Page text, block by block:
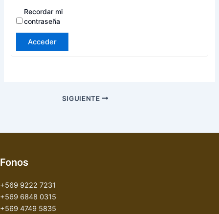
Recordar mi
contraseña
Acceder
SIGUIENTE
Fonos
+569 9222 7231
+569 6848 0315
+569 4749 5835